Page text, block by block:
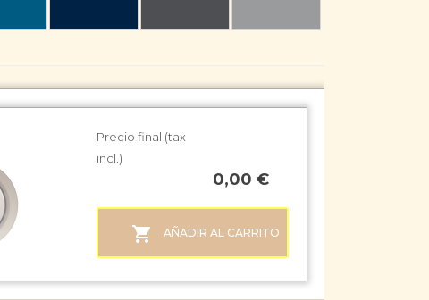
Precio final (tax
incl.)
0,00 €
 AÑADIR AL CARRITO